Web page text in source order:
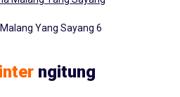
Yang Sayang 6
ngitung